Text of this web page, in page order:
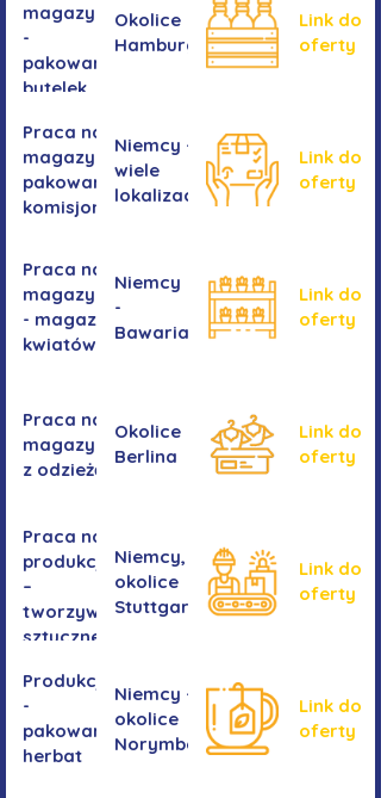
magazynie
-
pakowanie
butelek
Okolice
Hamburga
Link do
oferty
Praca na
magazynie /
pakowanie /
komisjonowanie
Niemcy -
wiele
lokalizacji
Link do
oferty
Praca na
magazynie
- magazyn
kwiatów
Niemcy
-
Bawaria
Link do
oferty
Praca na
magazynie
z odzieżą
Okolice
Berlina
Link do
oferty
Praca na
produkcji
–
tworzywa
sztuczne
Niemcy,
okolice
Stuttgartu
Link do
oferty
Produkcja
-
pakowanie
herbat
Niemcy -
okolice
Norymbergii
Link do
oferty